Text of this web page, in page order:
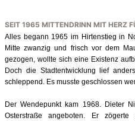
SEIT 1965 MITTENDRINN MIT HERZ
Alles begann 1965 im Hirtenstieg in
Mitte zwanzig und frisch vor dem
gezogen, wollte sich eine Existenz
Doch die Stadtentwicklung lief
schleppend. Es musste geschlossen
Der Wendepunkt kam 1968. Dieter
Osterstraße angeboten. Er